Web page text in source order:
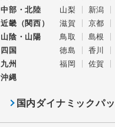
中部・北陸
山梨 新潟
近畿（関西）
滋賀 京都
山陰・山陽
鳥取 島根
四国
徳島 香川
九州
福岡 佐賀
沖縄
国内ダイナミックパ